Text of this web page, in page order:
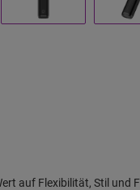
auf Flexibilität, Stil